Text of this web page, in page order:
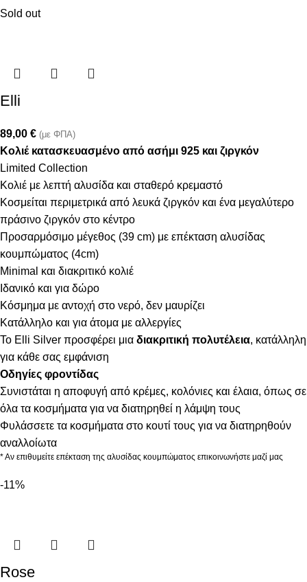
Sold out
Elli
89,00 € (με ΦΠΑ)
Κολιέ κατασκευασμένο από ασήμι 925 και ζιργκόν
Limited Collection
Κολιέ με λεπτή αλυσίδα και σταθερό κρεμαστό
Κοσμείται περιμετρικά από λευκά ζιργκόν και ένα μεγαλύτερο
πράσινο ζιργκόν στο κέντρο
Προσαρμόσιμο μέγεθος (39 cm) με επέκταση αλυσίδας
κουμπώματος (4cm)
Minimal και διακριτικό κολιέ
Ιδανικό και για δώρο
Κόσμημα με αντοχή στο νερό, δεν μαυρίζει
Κατάλληλο και για άτομα με αλλεργίες
Το Elli Silver προσφέρει μια διακριτική πολυτέλεια, κατάλληλη
για κάθε σας εμφάνιση
Οδηγίες φροντίδας
Συνιστάται η αποφυγή από κρέμες, κολόνιες και έλαια, όπως σε
όλα τα κοσμήματα για να διατηρηθεί η λάμψη τους
Φυλάσσετε τα κοσμήματα στο κουτί τους για να διατηρηθούν
αναλλοίωτα
* Αν επιθυμείτε επέκταση της αλυσίδας κουμπώματος επικοινωνήστε μαζί μας
-11%
Rose